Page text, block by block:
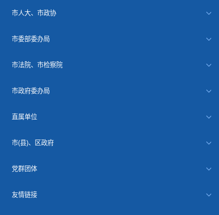
市人大、市政协
市委部委办局
市法院、市检察院
市政府委办局
直属单位
市(县)、区政府
党群团体
友情链接